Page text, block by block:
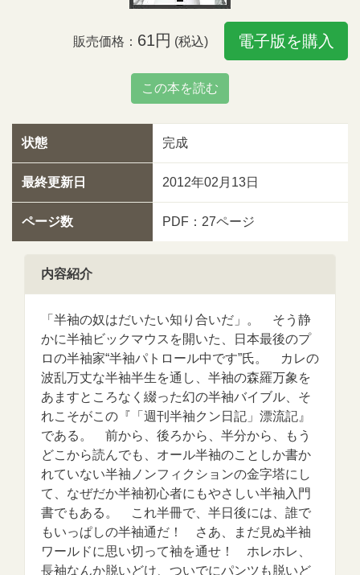
販売価格： 61円 (税込) 電子版を購入
この本を読む
状態 完成
最終更新日 2012年02月13日
ページ数 PDF：27ページ
内容紹介
「半袖の奴はだいたい知り合いだ」。 そう静
かに半袖ビックマウスを開いた、日本最後のプ
ロの半袖家“半袖パトロール中です”氏。 カレの
波乱万丈な半袖半生を通し、半袖の森羅万象を
あますところなく綴った幻の半袖バイブル、そ
れこそがこの『「週刊半袖クン日記」漂流記』
である。 前から、後ろから、半分から、もう
どこから読んでも、オール半袖のことしか書か
れていない半袖ノンフィクションの金字塔にし
て、なぜだか半袖初心者にもやさしい半袖入門
書でもある。 これ半冊で、半日後には、誰で
もいっぱしの半袖通だ！ さあ、まだ見ぬ半袖
ワールドに思い切って袖を通せ！ ホレホレ、
長袖なんか脱いどけ、ついでにパンツも脱いど